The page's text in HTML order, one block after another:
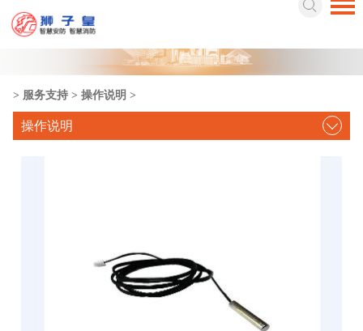
> 服务支持> 操作说明 >
操作说明